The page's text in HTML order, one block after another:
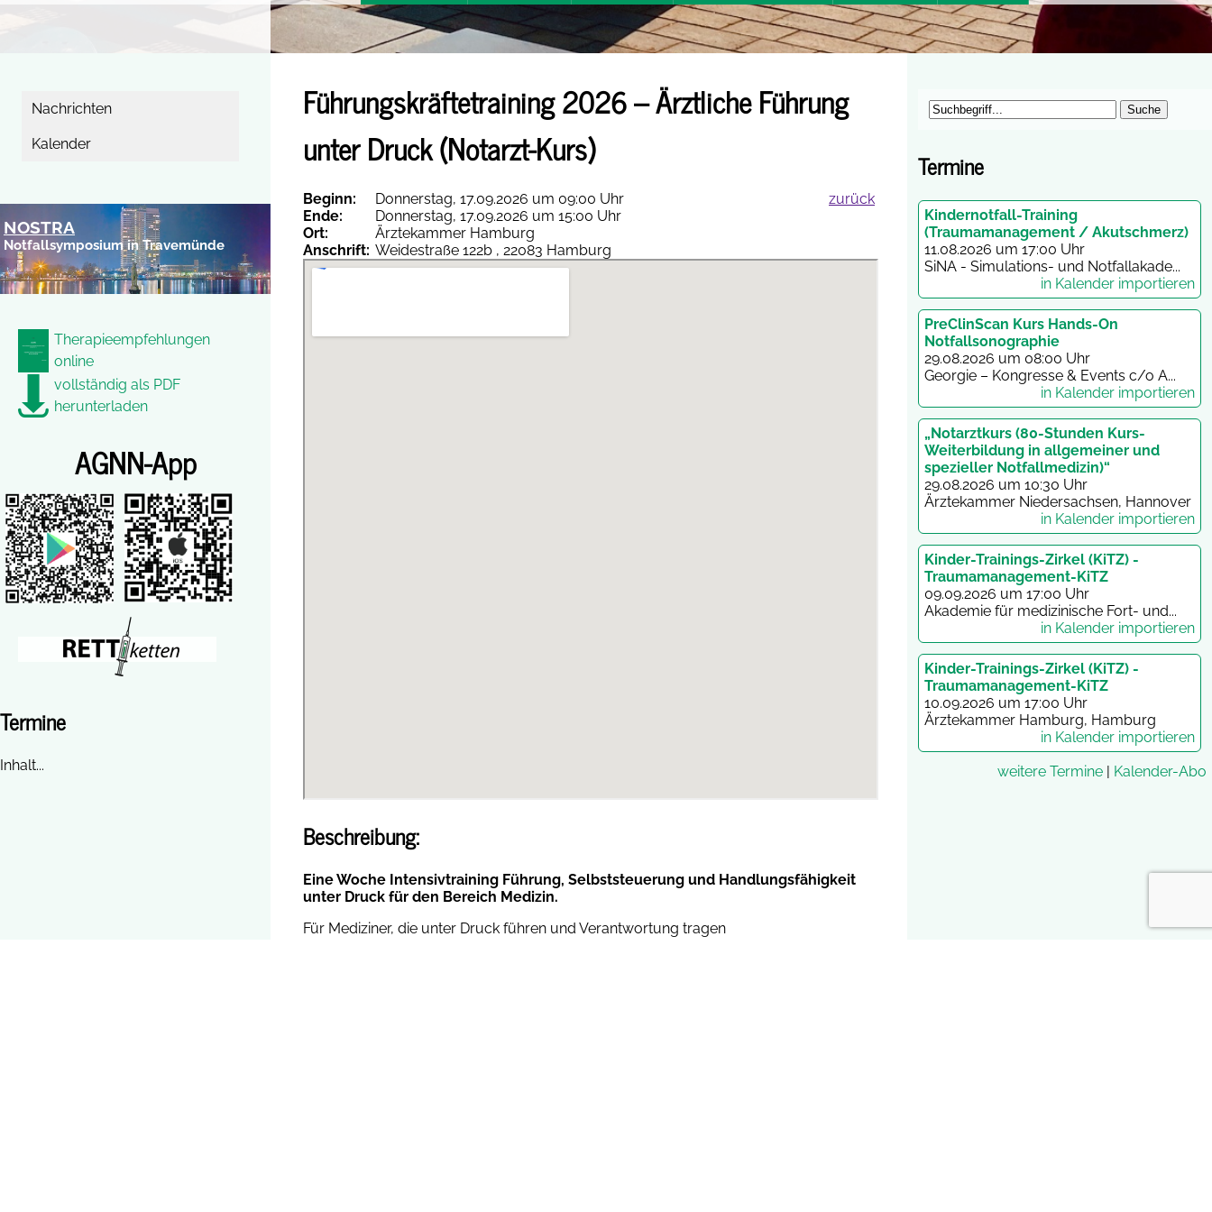
Nachrichten
Kalender
NOSTRA
Notfallsymposium in Travemünde
Therapieempfehlungen
online
vollständig als PDF
herunterladen
AGNN-App
Termine
Inhalt...
Führungskräftetraining 2026 – Ärztliche Führung
unter Druck (Notarzt-Kurs)
zurück
Beginn:
Donnerstag, 17.09.2026 um 09:00 Uhr
Ende:
Donnerstag, 17.09.2026 um 15:00 Uhr
Ort:
Ärztekammer Hamburg
Anschrift: Weidestraße 122b , 22083 Hamburg
Beschreibung:
Eine Woche Intensivtraining Führung, Selbststeuerung und Handlungsfähigkeit
unter Druck für den Bereich Medizin.
Für Mediziner, die unter Druck führen und Verantwortung tragen
Termine
Kindernotfall-Training
(Traumamanagement / Akutschmerz)
11.08.2026 um 17:00 Uhr
SiNA - Simulations- und Notfallakade...
in Kalender importieren
PreClinScan Kurs Hands-On
Notfallsonographie
29.08.2026 um 08:00 Uhr
Georgie – Kongresse & Events c/o A...
in Kalender importieren
„Notarztkurs (80-Stunden Kurs-
Weiterbildung in allgemeiner und
spezieller Notfallmedizin)“
29.08.2026 um 10:30 Uhr
Ärztekammer Niedersachsen, Hannover
in Kalender importieren
Kinder-Trainings-Zirkel (KiTZ) -
Traumamanagement-KiTZ
09.09.2026 um 17:00 Uhr
Akademie für medizinische Fort- und...
in Kalender importieren
Kinder-Trainings-Zirkel (KiTZ) -
Traumamanagement-KiTZ
10.09.2026 um 17:00 Uhr
Ärztekammer Hamburg, Hamburg
in Kalender importieren
weitere Termine
Kalender-Abo